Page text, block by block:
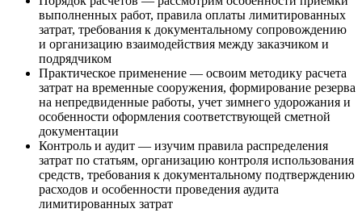
выполненных работ, правила оплаты лимитированных
затрат, требования к документальному сопровождению
и организацию взаимодействия между заказчиком и
подрядчиком
Практическое применение — освоим методику расчета
затрат на временные сооружения, формирование резерва
на непредвиденные работы, учет зимнего удорожания и
особенности оформления соответствующей сметной
документации
Контроль и аудит — изучим правила распределения
затрат по статьям, организацию контроля использования
средств, требования к документальному подтверждению
расходов и особенности проведения аудита
лимитированных затрат